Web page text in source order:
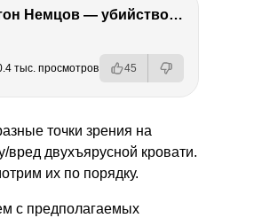
Антон Немцов — убийство Бориса Немцова, переезд в Дубай, семья и политика
тыс. просмотров 45
точки зрения на
вред двухъярусной кровати.
их по порядку.
с предполагаемых